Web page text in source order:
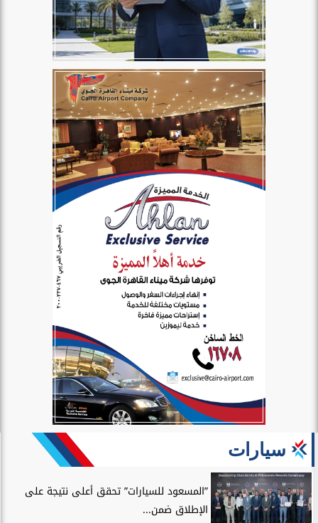
سيارات
”المسعود للسيارات” تحقق أعلى نتيجة على
الإطلاق ضمن...